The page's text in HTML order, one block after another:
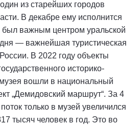
из старейших городов
В декабре ему исполнится
был важным центром уральской
— важнейшая туристическая
В 2022 году объекты
историко-
музея вошли в национальный
„Демидовский маршрут“. За 4
только в музей увеличился
тысяч человек в год. Это во